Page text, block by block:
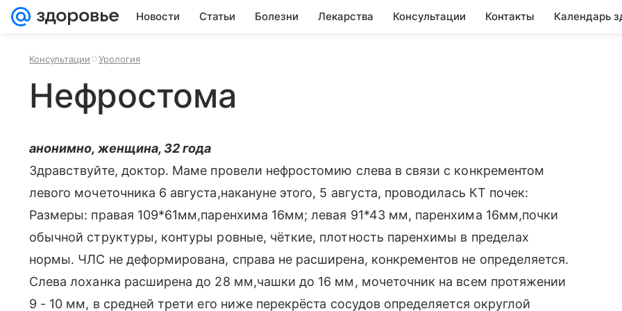
Новости Статьи Болезни Лекарства Консультации Контакты Календарь
Консультации Урология
Нефростома
анонимно, женщина, 32 года
Здравствуйте, доктор. Маме провели нефростомию слева в связи с конкрементом
левого мочеточника 6 августа,накануне этого, 5 августа, проводилась КТ почек:
Размеры: правая 109*61мм,паренхима 16мм; левая 91*43 мм, паренхима 16мм,почки
обычной структуры, контуры ровные, чёткие, плотность паренхимы в пределах
нормы. ЧЛС не деформирована, справа не расширена, конкрементов не определяется.
Слева лоханка расширена до 28 мм,чашки до 16 мм, мочеточник на всем протяжении
9 - 10 мм, в средней трети его ниже перекрёста сосудов определяется округлой